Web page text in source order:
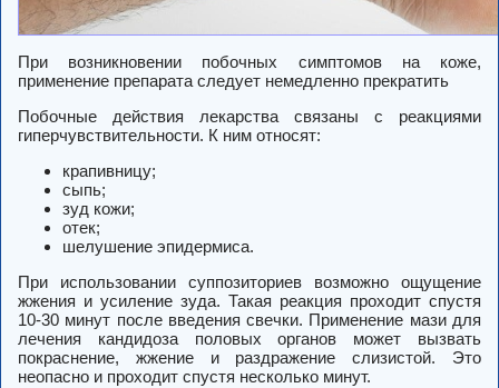
При возникновении побочных симптомов на коже,
применение препарата следует немедленно прекратить
Побочные действия лекарства связаны с реакциями
гиперчувствительности. К ним относят:
крапивницу;
сыпь;
зуд кожи;
отек;
шелушение эпидермиса.
При использовании суппозиториев возможно ощущение
жжения и усиление зуда. Такая реакция проходит спустя
10-30 минут после введения свечки. Применение мази для
лечения кандидоза половых органов может вызвать
покраснение, жжение и раздражение слизистой. Это
неопасно и проходит спустя несколько минут.